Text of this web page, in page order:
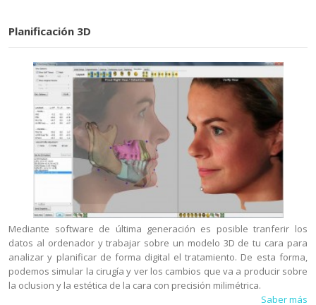
Planificación 3D
Mediante software de última generación es posible tranferir los
datos al ordenador y trabajar sobre un modelo 3D de tu cara para
analizar y planificar de forma digital el tratamiento. De esta forma,
podemos simular la cirugía y ver los cambios que va a producir sobre
la oclusion y la estética de la cara con precisión milimétrica.
Saber más